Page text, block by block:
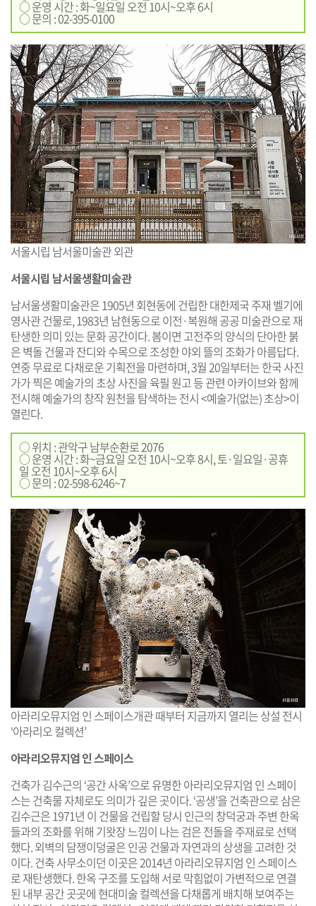
○ 운영 시간 : 화~일요일 오전 10시~오후 6시
○ 문의 : 02-395-0100
서울시립 남서울미술관 외관
서울시립 남서울생활미술관
남서울생활미술관은 1905년 회현동에 건립한 대한제국 주재 벨기에
영사관 건물로, 1983년 남현동으로 이전·복원해 공공 미술관으로 재
탄생한 의미 있는 문화 공간이다. 봄이면 고전주의 양식의 단아한 붉
은 벽돌 건물과 잔디와 수목으로 조성한 야외 뜰의 조화가 아름답다.
연중 무료로 다채로운 기획전을 마련하며, 3월 20일부터는 한국 사진
가가 찍은 예술가의 초상 사진을 육필 원고 등 관련 아카이브와 함께
전시해 예술가의 창작 원천을 탐색하는 전시 <예술가(없는) 초상>이
열린다.
○ 위치 : 관악구 남부순환로 2076
○ 운영 시간 : 화~금요일 오전 10시~오후 8시, 토·일요일·공휴
일 오전 10시~오후 6시
○ 문의 : 02-598-6246~7
아라리오뮤지엄 인 스페이스개관 때부터 지금까지 열리는 상설 전시
‘아라리오 컬렉션’
아라리오뮤지엄 인 스페이스
건축가 김수근의 ‘공간 사옥’으로 유명한 아라리오뮤지엄 인 스페이
스는 건축물 자체로도 의미가 깊은 곳이다. ‘공생’을 건축관으로 삼은
김수근은 1971년 이 건물을 건립할 당시 인근의 창덕궁과 주변 한옥
들과의 조화를 위해 기왓장 느낌이 나는 검은 전돌을 주재료로 선택
했다. 외벽의 담쟁이덩굴은 인공 건물과 자연과의 상생을 고려한 것
이다. 건축 사무소이던 이곳은 2014년 아라리오뮤지엄 인 스페이스
로 재탄생했다. 한옥 구조를 도입해 서로 막힘없이 가변적으로 연결
된 내부 공간 곳곳에 현대미술 컬렉션을 다채롭게 배치해 보여주는